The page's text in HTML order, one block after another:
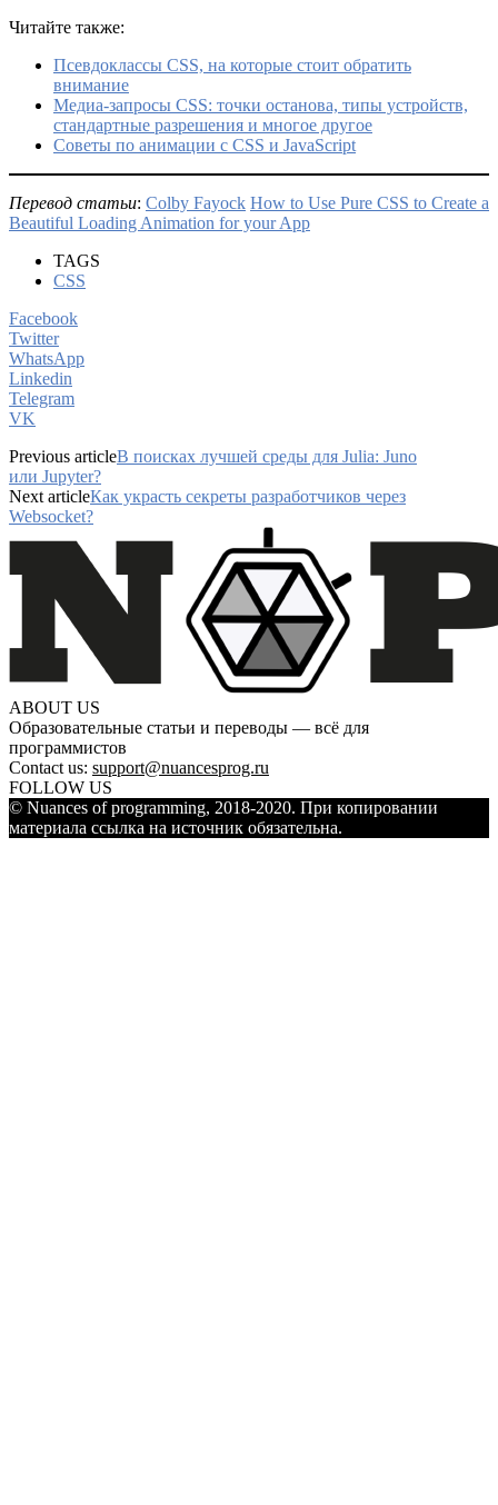
Читайте также:
Псевдоклассы CSS, на которые стоит обратить
внимание
Медиа-запросы CSS: точки останова, типы устройств,
стандартные разрешения и многое другое
Советы по анимации с CSS и JavaScript
Перевод статьи: Colby Fayock How to Use Pure CSS to Create a
Beautiful Loading Animation for your App
TAGS
CSS
Facebook
Twitter
WhatsApp
Linkedin
Telegram
VK
Previous articleВ поисках лучшей среды для Julia: Juno
или Jupyter?
Next articleКак украсть секреты разработчиков через
Websocket?
ABOUT US
Образовательные статьи и переводы — всё для
программистов
Contact us: support@nuancesprog.ru
FOLLOW US
© Nuances of programming, 2018-2020. При копировании
материала ссылка на источник обязательна.